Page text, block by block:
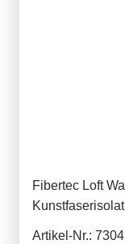
Fibertec Loft
Artikel-Nr.: